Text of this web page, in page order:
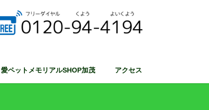
愛ペットメモリアルSHOP加茂 アクセス